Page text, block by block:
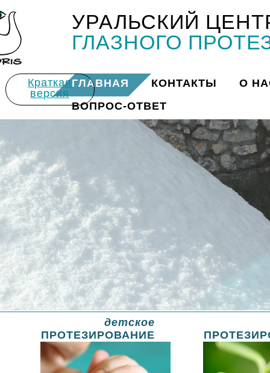
УРАЛЬСКИЙ
ГЛАЗНОГО
Краткая
версия
ГЛАВНАЯ КОНТАКТЫ
О
ВОПРОС-ОТВЕТ
Искать
детское
ПРОТЕЗИРОВАНИЕ